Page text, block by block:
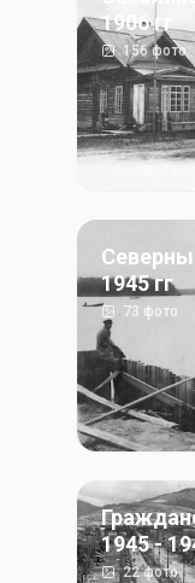
1906 гг
156фото
1945 гг
73 фото
1945 -
22фото